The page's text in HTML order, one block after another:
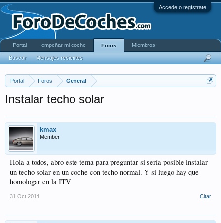
Accede o regístrate
Portal Foros General
Instalar techo solar
kmax
Member
Hola a todos, abro este tema para preguntar si sería posible instalar
un techo solar en un coche con techo normal. Y si luego hay que
homologar en la ITV
31 Oct 2014 Citar
Portal empeñar mi coche Foros
Buscar Mensajes recientes
Miembros